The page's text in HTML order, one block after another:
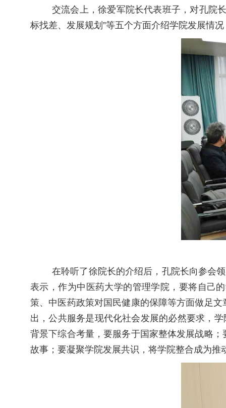
交流会上，徐爱军院长代表班子，对孔院
标找差、发展规划”等五个方面介绍学院发展情
在聆听了徐院长的介绍后，孔院长向参会
表示，作为中医药大学的管理学院，要将自己
策、中医药政策对国民健康的保障等方面做足
出，公共服务是现代化社会发展的必然要求，
背景下综合考量，要服务于国家整体发展战略
故事；要凝聚学院发展共识，将学院整合成为推